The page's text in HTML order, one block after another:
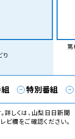
り
第
特別番組
しくは、山梨日日新聞
ビ欄をご確認ください。